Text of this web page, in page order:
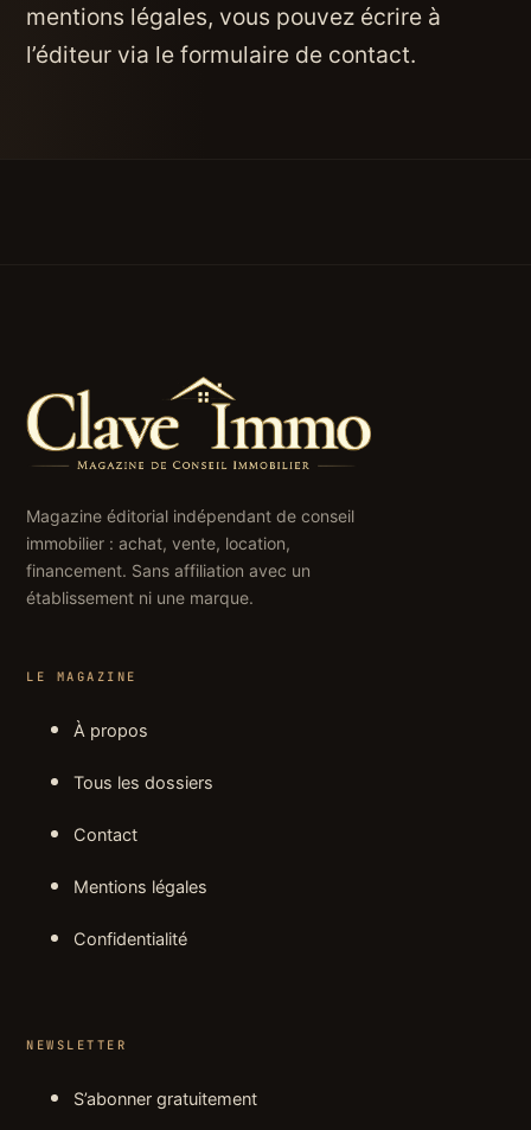
mentions légales, vous pouvez écrire à
l’éditeur via le formulaire de contact.
Magazine éditorial indépendant de conseil
immobilier : achat, vente, location,
financement. Sans affiliation avec un
établissement ni une marque.
LE MAGAZINE
À propos
Tous les dossiers
Contact
Mentions légales
Confidentialité
NEWSLETTER
S’abonner gratuitement